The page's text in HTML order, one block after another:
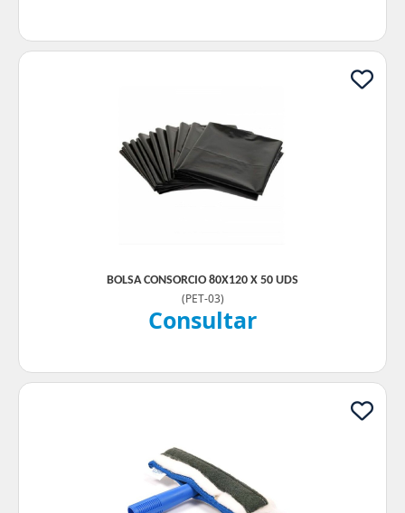
BOLSA CONSORCIO 80X120 X 50 UDS
(PET-03)
Consultar